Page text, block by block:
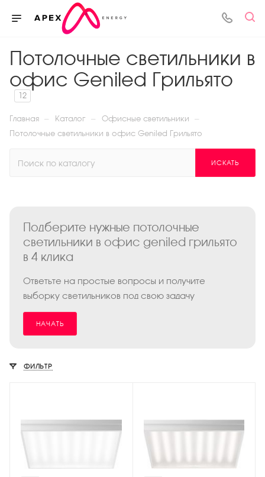
Потолочные светильники в
офис Geniled Грильято
12
Главная — Каталог — Офисные светильники —
Потолочные светильники в офис Geniled Грильято
ИСКАТЬ
Подберите нужные потолочные
светильники в офис geniled грильято
в 4 клика
Ответьте на простые вопросы и получите
выборку светильников под свою задачу
НАЧАТЬ
ФИЛЬТР